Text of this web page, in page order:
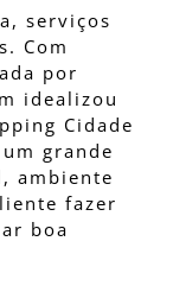
serviços
Com
por
idealizou
Cidade
grande
ambiente
fazer
boa